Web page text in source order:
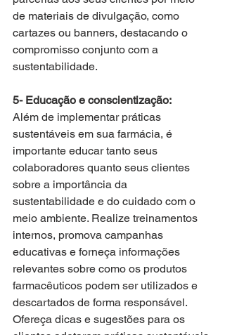
de materiais de divulgação, como
cartazes ou banners, destacando o
compromisso conjunto com a
sustentabilidade.
5- Educação e conscientização:
Além de implementar práticas
sustentáveis em sua farmácia, é
importante educar tanto seus
colaboradores quanto seus clientes
sobre a importância da
sustentabilidade e do cuidado com o
meio ambiente. Realize treinamentos
internos, promova campanhas
educativas e forneça informações
relevantes sobre como os produtos
farmacêuticos podem ser utilizados e
descartados de forma responsável.
Ofereça dicas e sugestões para os